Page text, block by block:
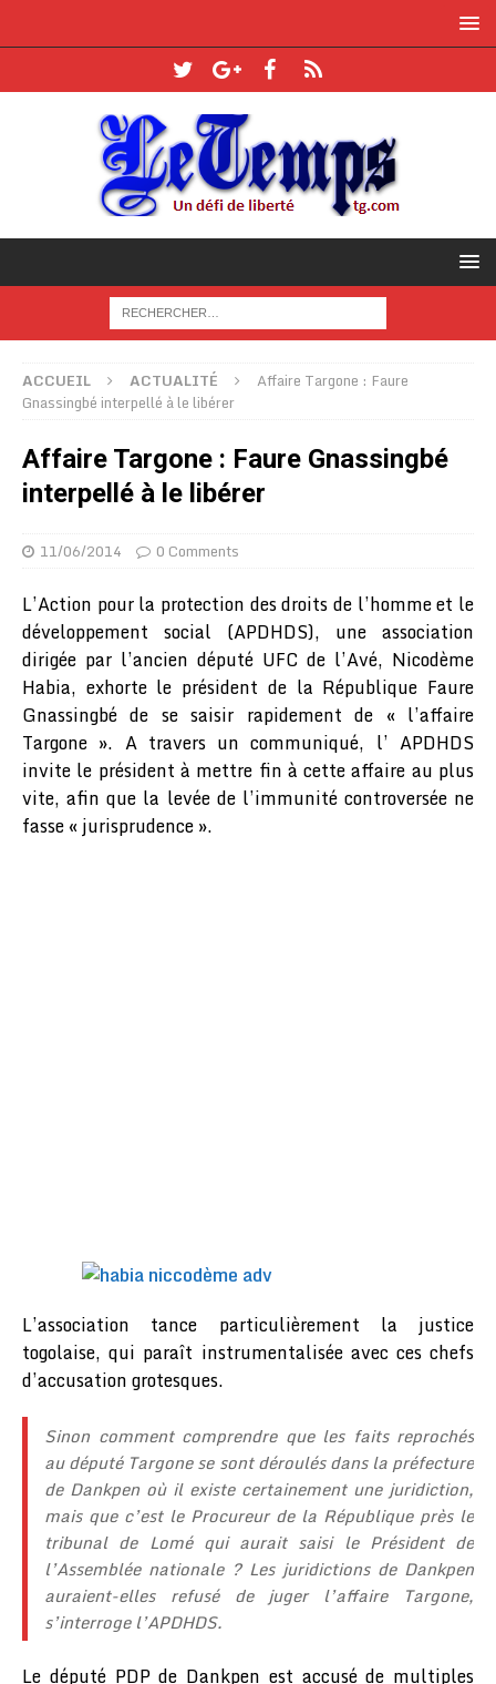
ACCUEIL ACTUALITÉ
Affaire Targone : Faure
Gnassingbé interpellé à le libérer
Affaire Targone : Faure Gnassingbé
interpellé à le libérer
11/06/2014 0 Comments
L’Action pour la protection des droits de l’homme et le
développement social (APDHDS), une association
dirigée par l’ancien député UFC de l’Avé, Nicodème
Habia, exhorte le président de la République Faure
Gnassingbé de se saisir rapidement de « l’affaire
Targone ». A travers un communiqué, l’ APDHDS
invite le président à mettre fin à cette affaire au plus
vite, afin que la levée de l’immunité controversée ne
fasse « jurisprudence ».
L’association tance particulièrement la justice
togolaise, qui paraît instrumentalisée avec ces chefs
d’accusation grotesques.
Sinon comment comprendre que les faits reprochés
au député Targone se sont déroulés dans la préfecture
de Dankpen où il existe certainement une juridiction,
mais que c’est le Procureur de la République près le
tribunal de Lomé qui aurait saisi le Président de
l’Assemblée nationale ? Les juridictions de Dankpen
auraient-elles refusé de juger l’affaire Targone,
s’interroge l’APDHDS.
Le député PDP de Dankpen est accusé de multiples